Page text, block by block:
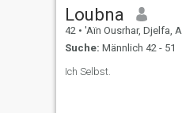
Loubna
42 • 'Aïn Ousrhar, Djelfa, Algerien
Suche: Männlich 42 - 51
Ich Selbst.